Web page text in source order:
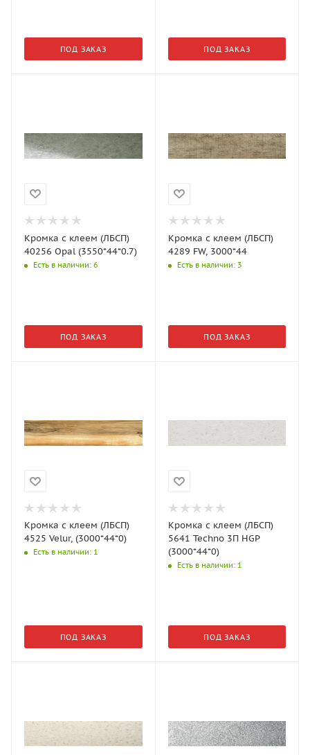
ПОД ЗАКАЗ ПОД ЗАКАЗ
Кромка с клеем (ЛБСП)
40256 Opal (3550*44*0.7)
Есть в наличии: 6
ПОД ЗАКАЗ
Кромка с клеем (ЛБСП)
4289 FW, 3000*44
Есть в наличии: 3
ПОД ЗАКАЗ
Кромка с клеем (ЛБСП)
4525 Velur, (3000*44*0)
Есть в наличии: 1
ПОД ЗАКАЗ
Кромка с клеем (ЛБСП)
5641 Techno 3П HGP
(3000*44*0)
Есть в наличии: 1
ПОД ЗАКАЗ